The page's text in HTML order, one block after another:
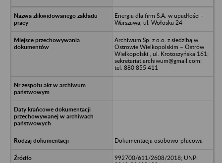
Energia dla firm S.A. w upadłości -
Warszawa, ul. Wołoska 24
Archiwum Sp. z o.o. z siedzibą w
Ostrowie Wielkopolskim – Ostrów
Wielkopolski , ul. Krotoszyńska 161;
sekretariat.archiwum@gmail.com;
tel. 880 855 411
Dokumentacja osobowo-płacowa
992700/611/2608/2018; UNP: